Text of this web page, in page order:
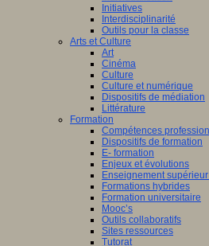
Initiatives
Interdisciplinarité
Outils pour la classe
Arts et Culture
Art
Cinéma
Culture
Culture et numérique
Dispositifs de médiation
Littérature
Formation
Compétences
Dispositifs de formation
E- formation
Enjeux et évolutions
Enseignement
Formations hybrides
Formation universitaire
Mooc’s
Outils collaboratifs
Sites ressources
Tutorat